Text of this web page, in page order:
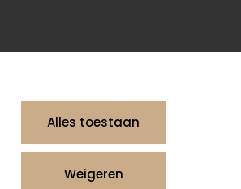
Alles toestaan
Weigeren